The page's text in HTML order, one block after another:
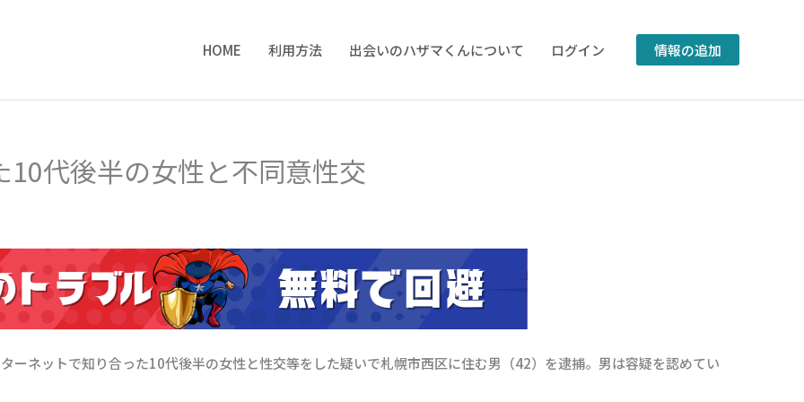
HOME 利用方法 出会いのハザマくんについて ログイン 情報の追加
代後半の女性と不同意性交
ーネットで知り合った10代後半の女性と性交等をした疑いで札幌市西区に住む男（42）を逮捕。男は容疑を認めてい